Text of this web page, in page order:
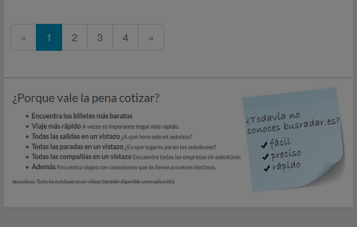
« 1 2 3 4 »